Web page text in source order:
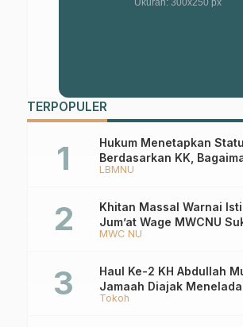
TERPOPULER
LBMNU
Hukum Menetapkan
Berdasarkan KK,
Ketentuannya?
MWC NU
Khitan Massal Warnai
Jum’at Wage MWCNU
Tokoh
Haul Ke-2 KH Abdullah
Jamaah Diajak
Keistiqamahan